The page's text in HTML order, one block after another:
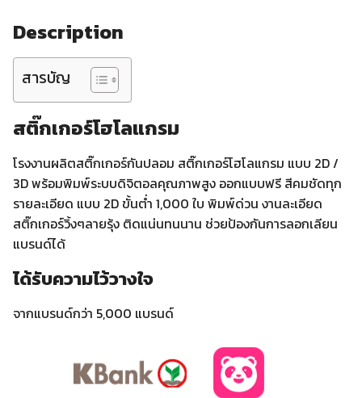
Description
สารบัญ
สติ๊กเกอร์โฮโลแกรม
โรงงานผลิตสติ๊กเกอร์กันปลอม สติ๊กเกอร์โฮโลแกรม แบบ 2D /
3D พร้อมพิมพ์ระบบดิจิตอลคุณภาพสูง ออกแบบฟรี สีคมชัดทุก
รายละเอียด แบบ 2D ขั้นต่ำ 1,000 ใบ พิมพ์ด่วน งานละเอียด
สติ๊กเกอร์วิ้งๆลายรุ้ง ติดแน่นทนนาน ช่วยป้องกันการลอกเลียน
แบรนด์ได้
ได้รับความไว้วางใจ
จากแบรนด์กว่า 5,000 แบรนด์